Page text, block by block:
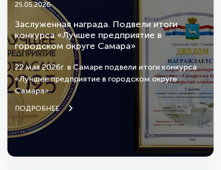
25.05.2026
Заслуженная награда. Подвели итоги
конкурса «Лучшее предприятие в
городском округе Самара»
22 мая 2026г. в Самаре подвели итоги конкурса
«Лучшее предприятие в городском округе
Самара».
ПОДРОБНЕЕ